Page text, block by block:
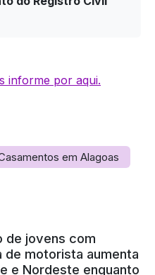
informe por aqui.
em Alagoas
de jovens com
de motorista aumenta
e Nordeste enquanto